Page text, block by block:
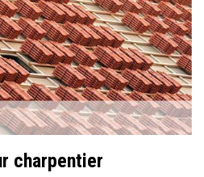
charpentier